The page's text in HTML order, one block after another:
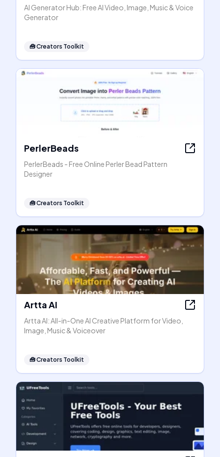
AI Generator Hub: Free AI Video, Image, Music & Voice
Generator
🧰Creators Toolkit
PerlerBeads
PerlerBeads - Free Online Perler Bead Pattern
Designer
🧰Creators Toolkit
Artta AI
Artta AI: All-in-One AI Creative Platform for Video,
Image, Music & Voiceover
🧰Creators Toolkit